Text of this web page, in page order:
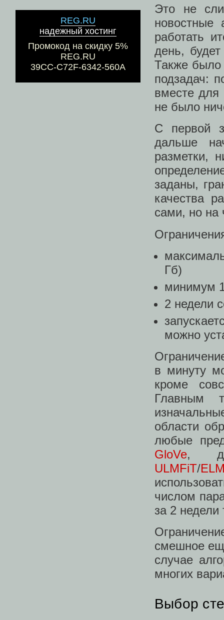
REG.RU
надежный хостинг
Промокод на скидку 5%
REG.RU
39CC-C72F-6342-560A
Это не
новостные
работать
день,
Также было
подзадач:
вместе для
не было
С первой
дальше
разметки,
заданы,
качества
сами, но на
Гб)
минимум
2 недели
можно
в минуту
кроме
Главным
области
любые
GloVe,
ULMFiT/
числом
за 2 недели
смешное
случае
многих
Выбор